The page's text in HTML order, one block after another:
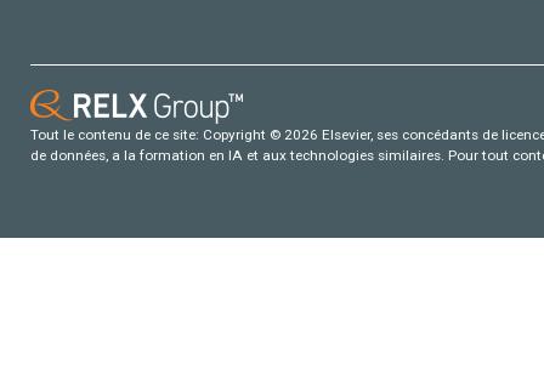
Tout le contenu de ce site: Copyright © 2026 Elsevier, ses concédants de
de données, a la formation en IA et aux technologies similaires. Pour tout